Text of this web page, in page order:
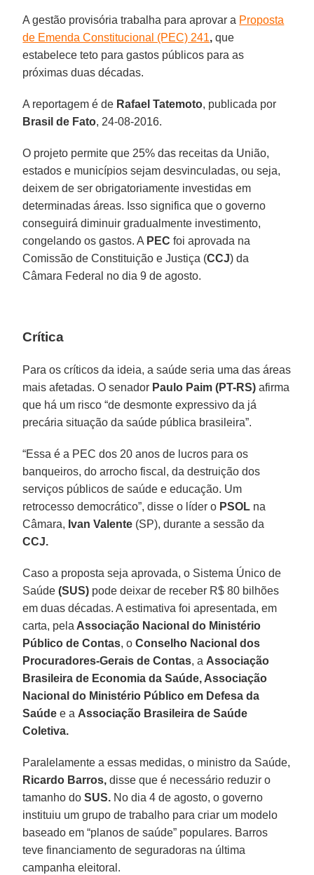
A gestão provisória trabalha para aprovar a Proposta
de Emenda Constitucional (PEC) 241, que
estabelece teto para gastos públicos para as
próximas duas décadas.
A reportagem é de Rafael Tatemoto, publicada por
Brasil de Fato, 24-08-2016.
O projeto permite que 25% das receitas da União,
estados e municípios sejam desvinculadas, ou seja,
deixem de ser obrigatoriamente investidas em
determinadas áreas. Isso significa que o governo
conseguirá diminuir gradualmente investimento,
congelando os gastos. A PEC foi aprovada na
Comissão de Constituição e Justiça (CCJ) da
Câmara Federal no dia 9 de agosto.
Crítica
Para os críticos da ideia, a saúde seria uma das áreas
mais afetadas. O senador Paulo Paim (PT-RS) afirma
que há um risco “de desmonte expressivo da já
precária situação da saúde pública brasileira”.
“Essa é a PEC dos 20 anos de lucros para os
banqueiros, do arrocho fiscal, da destruição dos
serviços públicos de saúde e educação. Um
retrocesso democrático”, disse o líder o PSOL na
Câmara, Ivan Valente (SP), durante a sessão da
CCJ.
Caso a proposta seja aprovada, o Sistema Único de
Saúde(SUS) pode deixar de receber R$ 80 bilhões
em duas décadas. A estimativa foi apresentada, em
carta, pela Associação Nacional do Ministério
Público de Contas, oConselho Nacional dos
Procuradores-Gerais de Contas, a Associação
Brasileira de Economia da Saúde, Associação
Nacional do Ministério Público em Defesa da
Saúde e a Associação Brasileira de Saúde
Coletiva.
Paralelamente a essas medidas, o ministro da Saúde,
Ricardo Barros, disse que é necessário reduzir o
tamanho doSUS. No dia 4 de agosto, o governo
instituiu um grupo de trabalho para criar um modelo
baseado em “planos de saúde” populares. Barros
teve financiamento de seguradoras na última
campanha eleitoral.